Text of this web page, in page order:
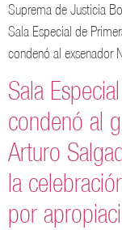
Suprema de Justicia
Sala Especial de
condenó al exsenador
Sala
condenó al
Arturo
la
por